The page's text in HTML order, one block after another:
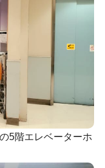
5階エレベーターホ